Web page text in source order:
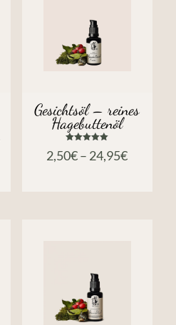
Gesichtsöl – reines
Hagebuttenöl
mit
2,50€– 24,95€